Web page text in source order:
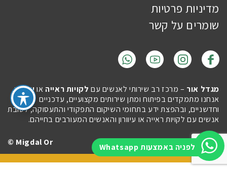
לפניה באמצעות Whatsapp
מדיניות פרטיות
שומרים על קשר
מגדל אור – מרכז רב שירותי לאנשים עם לקויות ראייה אועיוורון.
אנחנו מתמקדים בפיתוח ומתן שירותים מקצועיים, עדכניים
וחדשניים, ובהפצת ידע בתחומי השיקום התפקודי והתעסוקה, לטובת
אנשים עם לקויות ראייה או עיוורון והאנשים המעורבים בחייהם.
Imaginet
Migdal Or ©